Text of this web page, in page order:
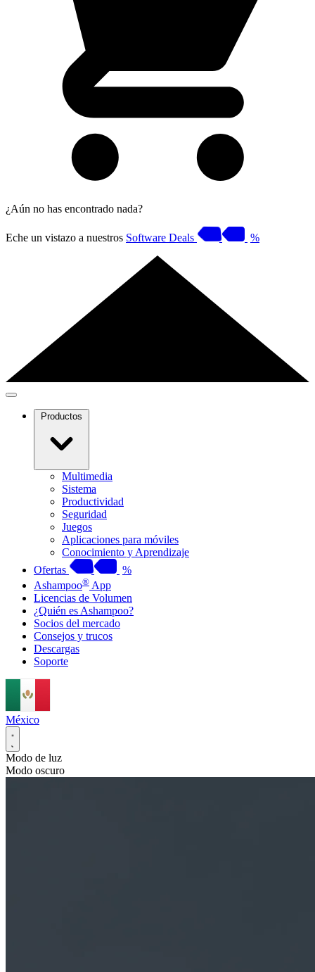
¿Aún no has encontrado nada?
Eche un vistazo a nuestros Software Deals %
Productos
Multimedia
Sistema
Productividad
Seguridad
Juegos
Aplicaciones para móviles
Conocimiento y Aprendizaje
Ofertas
%
Ashampoo® App
Licencias de Volumen
¿Quién es Ashampoo?
Socios del mercado
Consejos y trucos
Descargas
Soporte
México
Modo de luz
Modo oscuro